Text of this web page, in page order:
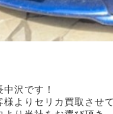
沢です！
よりセリカ買取させ